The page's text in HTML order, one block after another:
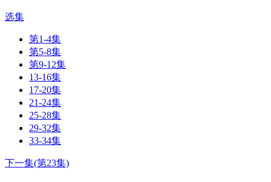
选集
第1-4集
第5-8集
第9-12集
13-16集
17-20集
21-24集
25-28集
29-32集
33-34集
下一集(第23集)